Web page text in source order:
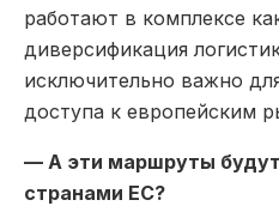
работают в комплексе
диверсификация
исключительно важно
доступа к европейским
— А эти маршруты
странами ЕС?